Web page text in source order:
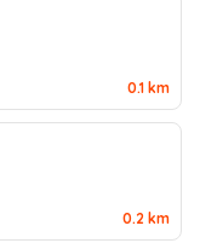
0.1 km
0.2 km